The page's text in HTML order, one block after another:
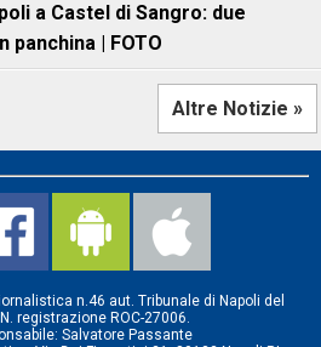
a Castel di Sangro: due
panchina | FOTO
Altre Notizie »
n.46 aut. Tribunale di Napoli del
registrazione ROC-27006.
Salvatore Passante